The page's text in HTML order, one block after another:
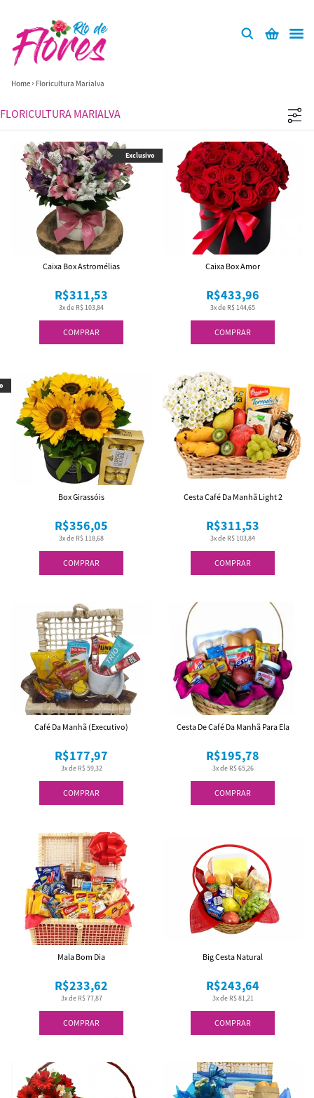
Home Floricultura Marialva
FLORICULTURA MARIALVA
COMPRAR
3x de R$ 103,84
R$311,53
Caixa Box Astromélias
Exclusivo
COMPRAR
3x de R$ 144,65
R$433,96
Caixa Box Amor
COMPRAR
3x de R$ 118,68
R$356,05
Box Girassóis
COMPRAR
3x de R$ 103,84
R$311,53
Cesta Café Da Manhã Light 2
COMPRAR
3x de R$ 59,32
R$177,97
Café Da Manhã (Executivo)
COMPRAR
3x de R$ 65,26
R$195,78
Cesta De Café Da Manhã Para Ela
COMPRAR
3x de R$ 77,87
R$233,62
Mala Bom Dia
COMPRAR
3x de R$ 81,21
R$243,64
Big Cesta Natural